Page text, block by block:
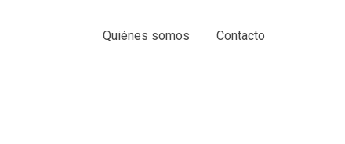
Quiénes somos Contacto